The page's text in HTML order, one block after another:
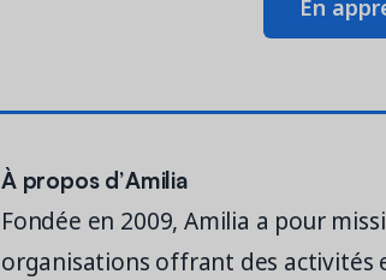
En
À propos d’Amilia
Fondée en 2009, Amilia a pour
organisations offrant des activités